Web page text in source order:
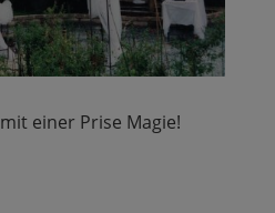
einer Prise Magie!